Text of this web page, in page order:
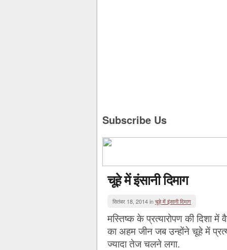
Subscribe Us
चूहे में इंसानी दिमाग
सितंबर 18, 2014 inचूहे में इंसानी दिमाग
मस्तिष्क के प्रत्यारोपण की दिशा
का अहम जीन जब उन्होंने चूहे में
ज्यादा तेज चलने लगा.